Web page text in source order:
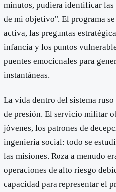
minutos, pudiera identificar las
de mi objetivo". El programa
activa, las preguntas
infancia y los puntos
puentes emocionales para
instantáneas.
La vida dentro del sistema
de presión. El servicio militar
jóvenes, los patrones de
ingeniería social: todo se
las misiones. Roza a menudo
operaciones de alto riesgo
capacidad para representar el